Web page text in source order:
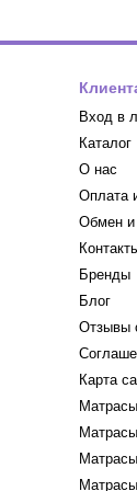
на следующие
одеяла, а для
будет
безопасными,
пух отличаются
и
детские одеяла
Вход в
Каталог
О нас
Оплата
Обмен и
Бренды
Блог
Отзывы
Карта